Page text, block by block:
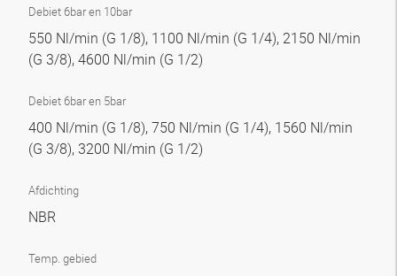
Debiet 6bar en 10bar
550 Nl/min (G 1/8), 1100 Nl/min (G 1/4), 2150 Nl/min
(G 3/8), 4600 Nl/min (G 1/2)
Debiet 6bar en 5bar
400 Nl/min (G 1/8), 750 Nl/min (G 1/4), 1560 Nl/min
(G 3/8), 3200 Nl/min (G 1/2)
Afdichting
NBR
Temp. gebied